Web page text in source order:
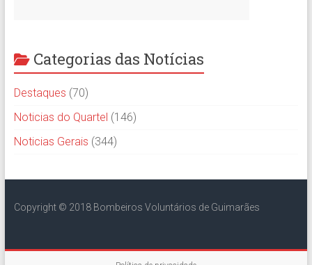
Categorias das Notícias
Destaques (70)
Noticias do Quartel (146)
Noticias Gerais (344)
Copyright © 2018 Bombeiros Voluntários de Guimarães